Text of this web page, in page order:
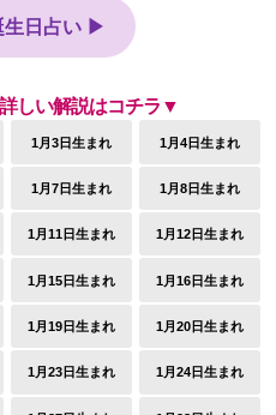
生日占い ▶
しい解説はコチラ▼
1月3日生まれ 1月4日生まれ
1月7日生まれ 1月8日生まれ
1月11日生まれ 1月12日生まれ
1月15日生まれ 1月16日生まれ
1月19日生まれ 1月20日生まれ
1月23日生まれ 1月24日生まれ